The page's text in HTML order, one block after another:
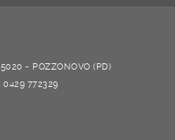
- POZZONOVO (PD)
0429 772329